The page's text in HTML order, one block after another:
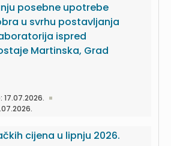
posebne upotrebe
u svrhu postavljanja
ispred
Martinska, Grad
cijena u lipnju 2026.